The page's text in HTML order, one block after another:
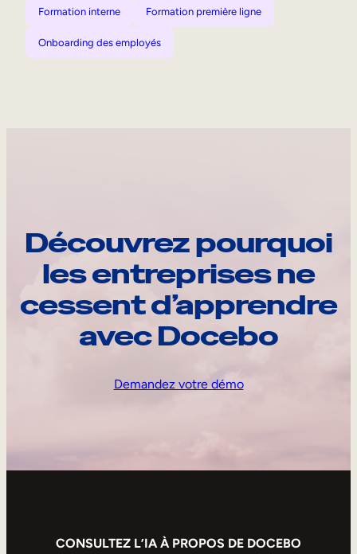
Formation interne Formation première ligne
Onboarding des employés
Découvrez pourquoi
les entreprises ne
cessent d’apprendre
avec Docebo
Demandez votre démo
CONSULTEZ L’IA À PROPOS DE DOCEBO